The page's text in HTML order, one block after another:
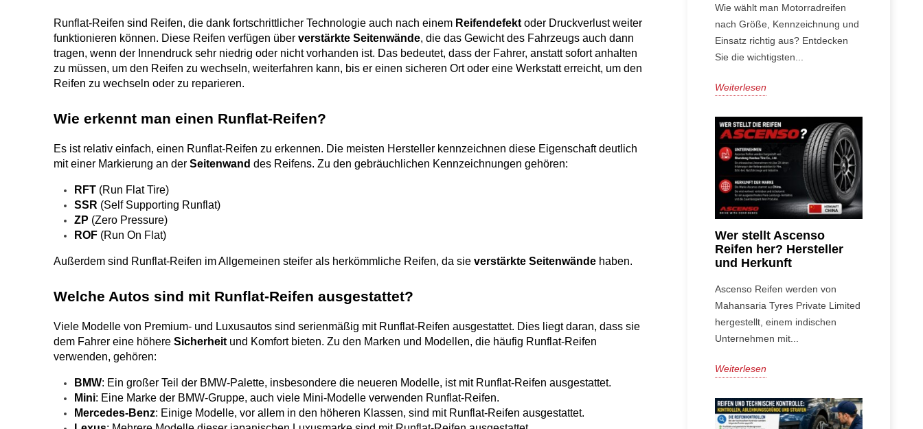
Runflat-Reifen sind Reifen, die dank fortschrittlicher Technologie auch nach einem Reifendefekt oder Druckverlust weiter
funktionieren können. Diese Reifen verfügen über verstärkte Seitenwände, die das Gewicht des Fahrzeugs auch dann
tragen, wenn der Innendruck sehr niedrig oder nicht vorhanden ist. Das bedeutet, dass der Fahrer, anstatt sofort anhalten
zu müssen, um den Reifen zu wechseln, weiterfahren kann, bis er einen sicheren Ort oder eine Werkstatt erreicht, um den
Reifen zu wechseln oder zu reparieren.
Wie erkennt man einen Runflat-Reifen?
Es ist relativ einfach, einen Runflat-Reifen zu erkennen. Die meisten Hersteller kennzeichnen diese Eigenschaft deutlich
mit einer Markierung an der Seitenwand des Reifens. Zu den gebräuchlichen Kennzeichnungen gehören:
RFT (Run Flat Tire)
SSR (Self Supporting Runflat)
ZP (Zero Pressure)
ROF (Run On Flat)
Außerdem sind Runflat-Reifen im Allgemeinen steifer als herkömmliche Reifen, da sie verstärkte Seitenwände haben.
Welche Autos sind mit Runflat-Reifen ausgestattet?
Viele Modelle von Premium- und Luxusautos sind serienmäßig mit Runflat-Reifen ausgestattet. Dies liegt daran, dass sie
dem Fahrer eine höhere Sicherheit und Komfort bieten. Zu den Marken und Modellen, die häufig Runflat-Reifen
verwenden, gehören:
BMW: Ein großer Teil der BMW-Palette, insbesondere die neueren Modelle, ist mit Runflat-Reifen ausgestattet.
Mini: Eine Marke der BMW-Gruppe, auch viele Mini-Modelle verwenden Runflat-Reifen.
Mercedes-Benz: Einige Modelle, vor allem in den höheren Klassen, sind mit Runflat-Reifen ausgestattet.
Wie wählt man Motorradreifen
nach Größe, Kennzeichnung und
Einsatz richtig aus? Entdecken
Sie die wichtigsten...
Weiterlesen
Wer stellt Ascenso
Reifen her? Hersteller
und Herkunft
Ascenso Reifen werden von
Mahansaria Tyres Private Limited
hergestellt, einem indischen
Unternehmen mit...
Weiterlesen